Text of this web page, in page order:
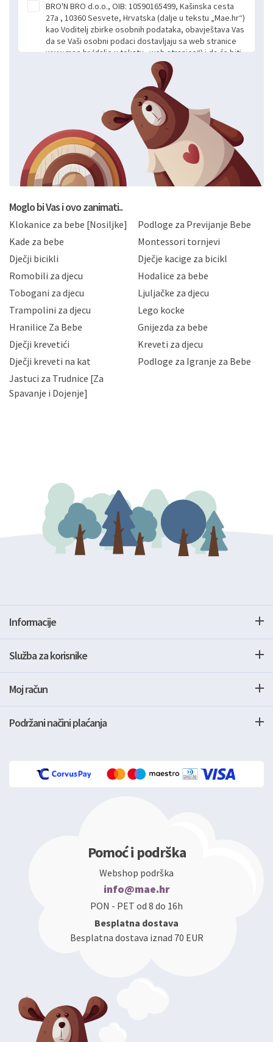
BRO'N BRO d.o.o., OIB: 10590165499, Kašinska cesta
27a , 10360 Sesvete, Hrvatska (dalje u tekstu „Mae.hr“)
kao Voditelj zbirke osobnih podataka, obavještava Vas
da se Vaši osobni podaci dostavljaju sa web stranice
www.mae.hr (dalje u tekstu „web stranice“) i da će biti
obrađeni. Prihvaćanjem ove Izjave smatra se da
slobodno i izričito dajete privolu za prikupljanje i daljnju
obradu Vaših osobnih podataka koje ustupate Mae.hr
putem ovih web stranica u svrhu odgovora i daljnje
komunikacije na Vaš upit poslan kroz kontakt obrazac.
Radi se o dobrovoljnom davanju podataka te ovu
Izjavu niste dužni prihvatiti odnosno niste dužni unositi
svoje osobne podatke u jednu od prijavnih
formi/obrazaca dostupnih na ovim web stranicama.
BRO'N BRO d.o.o. će s Vašim osobnim podacima
postupati sukladno Općoj uredbi o zaštiti podataka
privatnosti i kolačića koju možete pročitati ovdje i
Hrvatske, a uvijek uz primjenu odgovarajućih tehničkih i
sigurnosnih mjera zaštite osobnih podataka od
neovlaštenog pristupa, zlouporabe, otkrivanja,
gubitka ili uništenja. Mae.hr štiti privatnost svojih
korisnika i posjetitelja web stranica, čuva povjerljivost
Vaših osobnih podataka te omogućava pristup i
priopćavanje osobnih podataka samo onim svojim
zaposlenicima kojima su isti potrebni radi provedbe
slučajevima koji su dozvoljeni zakonima. Napominjemo
da možete u svako doba, u potpunosti ili djelomice,
zatražiti prestanak aktivnosti obrade Vaših osobnih
podataka. Opoziv privole možete podnijeti poštom na
gore navedenu adresu ili e-mailom na adresu:
Moglo bi Vas i ovo zanimati..
Klokanice za bebe [Nosiljke]
Podloge za Previjanje Bebe
Kade za bebe
Montessori tornjevi
Dječji bicikli
Dječje kacige za bicikl
Romobili za djecu
Hodalice za bebe
Tobogani za djecu
Ljuljačke za djecu
Trampolini za djecu
Lego kocke
Hranilice Za Bebe
Gnijezda za bebe
Dječji krevetići
Kreveti za djecu
Dječji kreveti na kat
Podloge za Igranje za Bebe
Jastuci za Trudnice [Za
Spavanje i Dojenje]
Informacije
Služba za korisnike
Moj račun
Podržani načini plaćanja
Pomoć i podrška
Webshop podrška
info@mae.hr
PON - PET od 8 do 16h
Besplatna dostava
Besplatna dostava iznad 70 EUR